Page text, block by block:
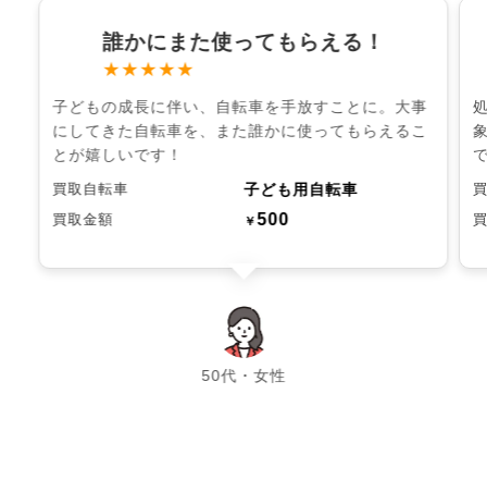
誰かにまた使ってもらえる！
★★★★★
子どもの成長に伴い、自転車を手放すことに。大事
にしてきた自転車を、また誰かに使ってもらえるこ
とが嬉しいです！
買取自転車 子ども用自転車
買取金額 ￥500
50代・女性
chevron_left chevron_right